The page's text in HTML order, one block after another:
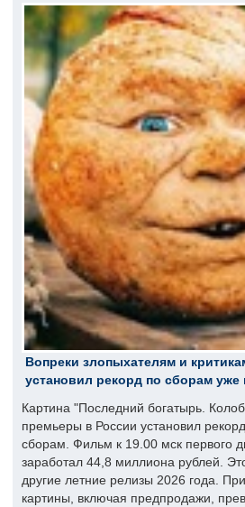
Вопреки злопыхателям и
установил рекорд по сборам
Картина "Последний богатырь.
премьеры в России установил
сборам. Фильм к 19.00 мск первого
заработал 44,8 миллиона рублей.
другие летние релизы 2026 года.
картины, включая предпродажи,